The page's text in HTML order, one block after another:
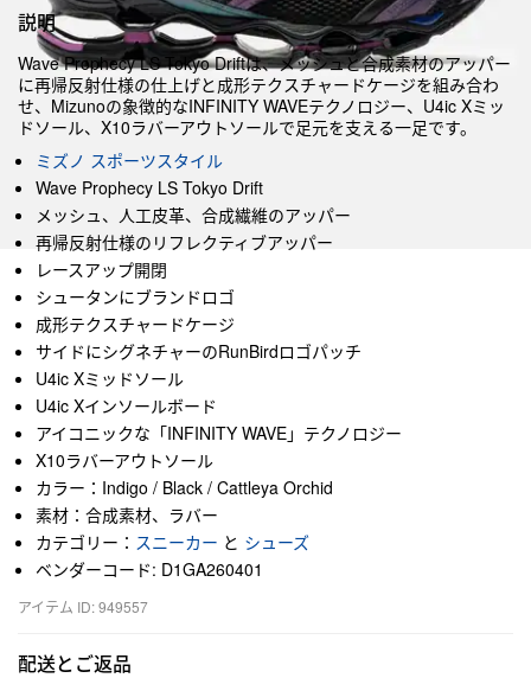
説明
Wave Prophecy LS Tokyo Driftは、メッシュと合成素材のアッパー
に再帰反射仕様の仕上げと成形テクスチャードケージを組み合わ
せ、Mizunoの象徴的なINFINITY WAVEテクノロジー、U4ic Xミッ
ドソール、X10ラバーアウトソールで足元を支える一足です。
ミズノ スポーツスタイル
Wave Prophecy LS Tokyo Drift
メッシュ、人工皮革、合成繊維のアッパー
再帰反射仕様のリフレクティブアッパー
レースアップ開閉
シュータンにブランドロゴ
成形テクスチャードケージ
サイドにシグネチャーのRunBirdロゴパッチ
U4ic Xミッドソール
U4ic Xインソールボード
アイコニックな「INFINITY WAVE」テクノロジー
X10ラバーアウトソール
カラー：Indigo / Black / Cattleya Orchid
素材：合成素材、ラバー
カテゴリー： スニーカー と シューズ
ベンダーコード: D1GA260401
アイテム ID: 949557
配送とご返品